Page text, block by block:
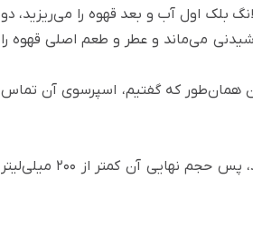
بلک اول آب و بعد قهوه را می‌ریزید، دو
می‌ماند و عطر و طعم اصلی قهوه را
همان‌طور که گفتیم، اسپرسوی آن تماس
لانگ بلک معمولا با 100 تا 120 میلی‌لیتر آب و 60 میلی‌لیتر اسپرسو تهیه می‌شود، پس حجم نهایی آن کمتر از 200 میلی‌لیتر